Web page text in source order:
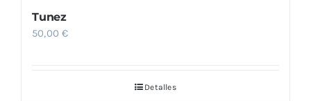
Tunez
50,00€
Detalles